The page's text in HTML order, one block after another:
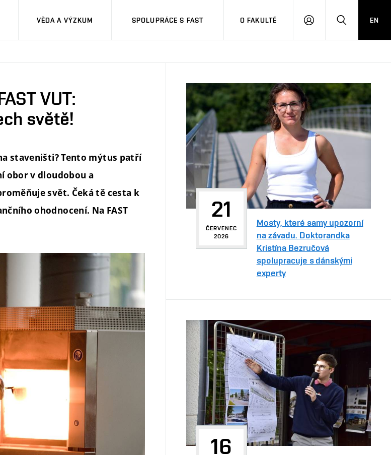
VĚDA A VÝZKUM SPOLUPRÁCE S FAST O FAKULTĚ
PŘIHLÁSITHLEDAT
EN
VUT:
světě!
staveništi? Tento mýtus patří
obor v dloudobou a
svět. Čeká tě cesta k
ohodnocení. Na FAST
21
ČERVENEC
2026
Mosty, které samy upozorní
na závadu. Doktorandka
Kristína Bezručová
spolupracuje s dánskými
experty
16